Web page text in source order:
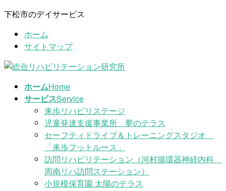
コ
ツ
ナ
シ
下松市のデイサービス
ホーム
サイトマップ
ホームHome
サービスService
来歩リハビリステージ
児童発達支援事業所 夢のテラス
セーフティドライブ＆トレーニングスタジオ
「来歩フットルース」
訪問リハビリテーション（河村循環器神経内科
周南リハ訪問ステーション）
小規模保育園 太陽のテラス